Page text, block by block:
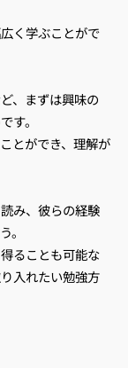
く学ぶことがで
、まずは興味の
す。
とができ、理解が
み、彼らの経験
。
ることも可能な
入れたい勉強方